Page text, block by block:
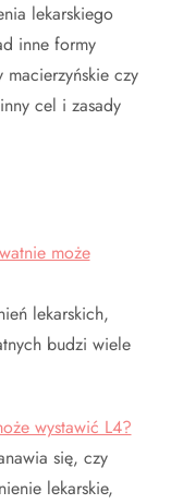
lekarskiego
inne formy
czy
cel i zasady
może
lekarskich,
budzi wiele
wystawić L4?
się, czy
lekarskie,